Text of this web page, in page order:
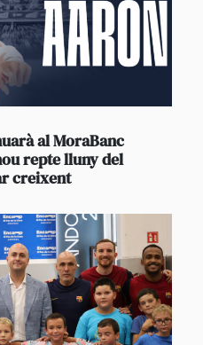
al MoraBanc
repte lluny del
creixent